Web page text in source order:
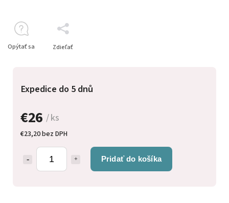
€26 / ks
€23,20 bez DPH
Pridať do košíka
Expedice do 5 dnů
Opýtať sa Zdieľať